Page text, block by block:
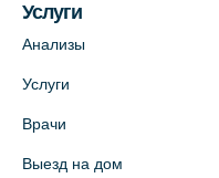
Услуги
Анализы
Услуги
Врачи
Выезд на дом